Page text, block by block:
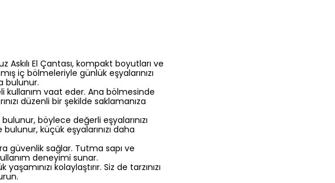
Askılı El Çantası, kompakt boyutları ve
iç bölmeleriyle günlük eşyalarınızı
bulunur.
kullanım vaat eder. Ana bölmesinde
düzenli bir şekilde saklamanıza
böylece değerli eşyalarınızı
küçük eşyalarınızı daha
güvenlik sağlar. Tutma sapı ve
deneyimi sunar.
kolaylaştırır. Siz de tarzınızı